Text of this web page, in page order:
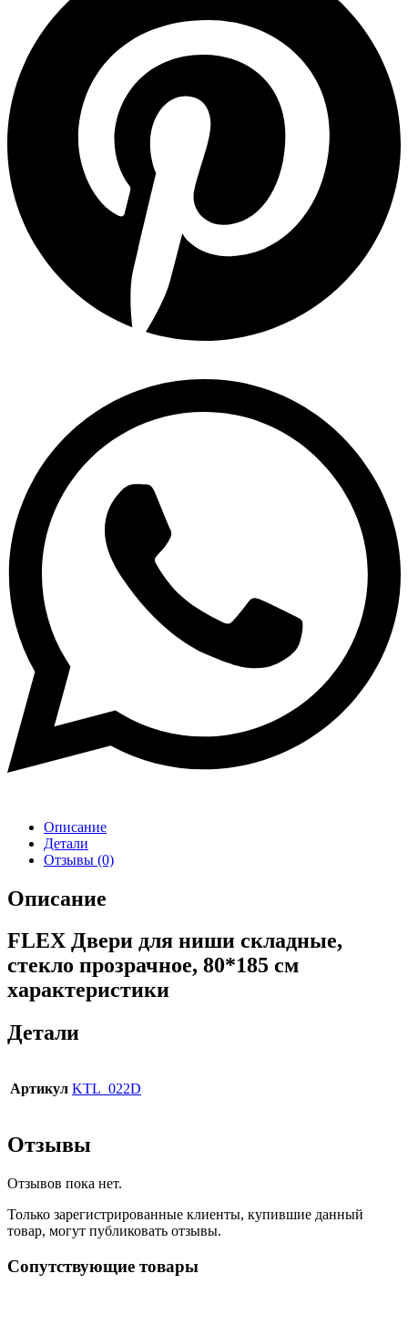
Описание
Детали
Отзывы (0)
Описание
FLEX Двери для ниши складные,
стекло прозрачное, 80*185 см
характеристики
Детали
Артикул KTL_022D
Отзывы
Отзывов пока нет.
Только зарегистрированные клиенты, купившие данный
товар, могут публиковать отзывы.
Сопутствующие товары